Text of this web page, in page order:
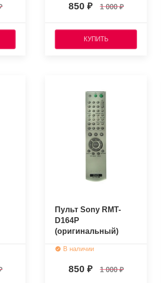
850 1 000
КУПИТЬ
Пульт Sony RMT-
D164P
(оригинальный)
В наличии
850 1 000